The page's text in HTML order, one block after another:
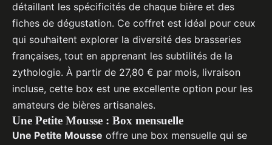
détaillant les spécificités de chaque bière et des
fiches de dégustation. Ce coffret est idéal pour ceux
qui souhaitent explorer la diversité des brasseries
françaises, tout en apprenant les subtilités de la
zythologie. À partir de 27,80 € par mois, livraison
incluse, cette box est une excellente option pour les
amateurs de bières artisanales.
Une Petite Mousse : Box mensuelle
Une Petite Mousse offre une box mensuelle qui se